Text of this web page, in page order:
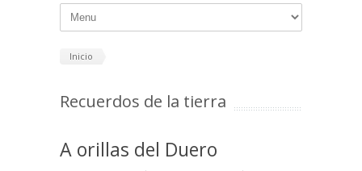
Inicio
Recuerdos de la tierra
A orillas del Duero